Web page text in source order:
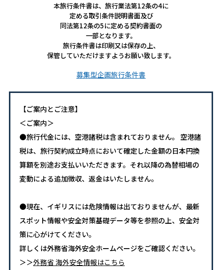
本旅行条件書は、旅行業法第12条の4に
定める取引条件説明書面及び
同法第12条の5に定める契約書面の
一部となります。
旅行条件書は印刷又は保存の上、
保管していただけますようお願い致します。
募集型企画旅行条件書
【ご案内とご注意】
＜ご案内＞
●旅行代金には、空港諸税は含まれておりません。 空港諸
税は、旅行契約成立時点において確定した金額の日本円換
算額を別途お支払いいただきます。それ以降の為替相場の
変動による追加徴収、返金はいたしません。
●現在、イギリスには危険情報は出ておりませんが、最新
スポット情報や安全対策基礎データ等を参照の上、安全対
策に心がけてください。
詳しくは外務省海外安全ホームページをご確認ください。
＞＞外務省 海外安全情報はこちら